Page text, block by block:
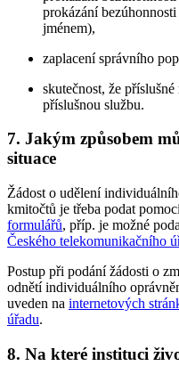
prokázání
jménem),
zaplacení správního
skutečnost, že
příslušnou službu.
7. Jakým způsobem
situace
Žádost o udělení
kmitočtů je třeba podat
formulářů, příp. je možné
Českého telekomunikačního
Postup při podání žádosti o
odnětí individuálního
uveden na internetových
úřadu.
8. Na které instituci